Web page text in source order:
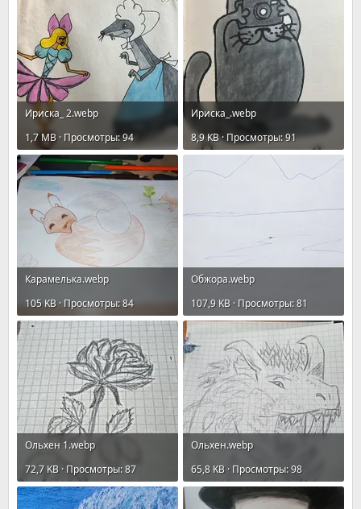
Ириска_ 2.webp
1,7 MB · Просмотры: 94
Ириска_.webp
8,9 KB · Просмотры: 91
Карамелькa.webp
105 KB · Просмотры: 84
Обжора.webp
107,9 KB · Просмотры: 81
Ольхен 1.webp
72,7 KB · Просмотры: 87
Ольхен.webp
65,8 KB · Просмотры: 98